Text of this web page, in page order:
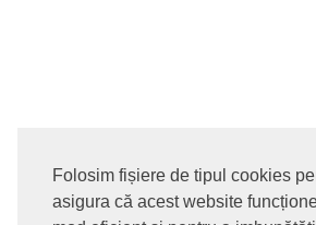
Folosim fișiere de tipul cookies
asigura că acest website